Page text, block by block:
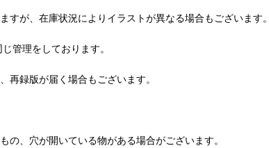
が、在庫状況によりイラストが異なる場合もございます。
管理をしております。
再録版が届く場合もございます。
、穴が開いている物がある場合がございます。